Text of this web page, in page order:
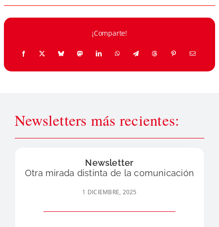
¡Comparte!
Newsletters más recientes:
Newsletter
Otra mirada distinta de la comunicación
1 DICIEMBRE, 2025